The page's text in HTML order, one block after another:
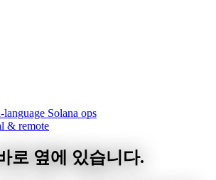
language Solana ops
& remote
로 옆에 있습니다.